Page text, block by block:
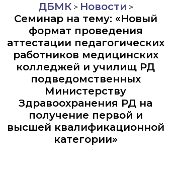
ДБМК> Новости >
Семинар на тему: «Новый
формат проведения
аттестации педагогических
работников медицинских
колледжей и училищ РД
подведомственных
Министерству
Здравоохранения РД на
получение первой и
высшей квалификационной
категории»